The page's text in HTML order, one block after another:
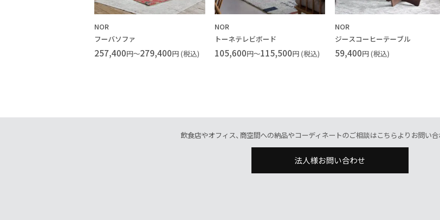
NOR
フーバソファ
257,400円～279,400円 (税込)
NOR
トーネテレビボード
105,600円～115,500円 (税込)
NOR
ジースコーヒーテーブル
59,400円 (税込)
飲食店やオフィス、商空間への納品やコーディネートのご相談はこちらよりお問い
法人様お問い合わせ